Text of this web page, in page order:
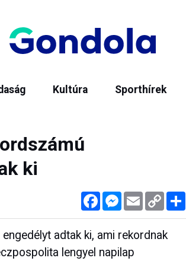
Kultúra Sporthírek
ki
FacebookMessenger
Email Copy
Link
adtak ki, ami rekordnak
lengyel napilap